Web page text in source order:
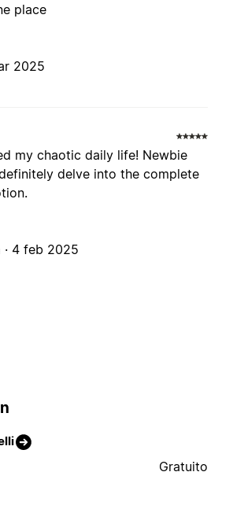
place
2025
my chaotic daily life! Newbie
delve into the complete
4 feb 2025
Gratuito